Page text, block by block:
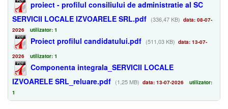
proiect - profilul consiliului de administratie al SC
SERVICII LOCALE IZVOARELE SRL.pdf (336,47 KB) data: 08-07-
2026
utilizator: 1
Proiect profilul candidatului.pdf (511,03 KB) data: 13-07-
2026 utilizator: 1
Componenta integrala_SERVICII LOCALE
IZVOARELE SRL_reluare.pdf (1,25 MB) data: 13-07-2026
utilizator:
1